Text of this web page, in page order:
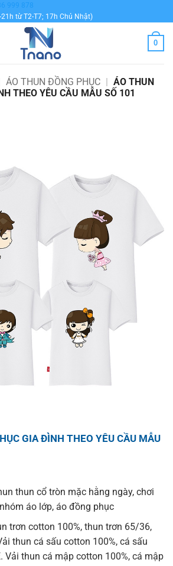
999 878
21h từ T2-T7; 17h Chủ Nhật)
0
ÁO THUN ĐỒNG PHỤC | ÁO THUN
THEO YÊU CẦU MẪU SỐ 101
GIA ĐÌNH THEO YÊU CẦU MẪU
thun cổ tròn mặc hằng ngày, chơi
áo lớp, áo đồng phục
trơn cotton 100%, thun trơn 65/36,
thun cá sấu cotton 100%, cá sấu
Vải thun cá mập cotton 100%, cá mập